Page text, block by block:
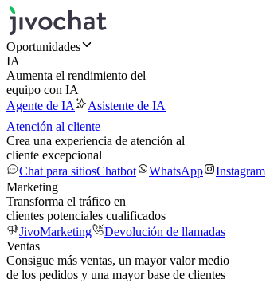
Oportunidades
IA
Aumenta el rendimiento del
equipo con IA
Agente de IA
Asistente de IA
Atención al cliente
Crea una experiencia de atención al
cliente excepcional
Chat para sitiosChatbot WhatsApp Instagram
Marketing
Transforma el tráfico en
clientes potenciales cualificados
JivoMarketing
Devolución de llamadas
Ventas
Consigue más ventas, un mayor valor medio
de los pedidos y una mayor base de clientes